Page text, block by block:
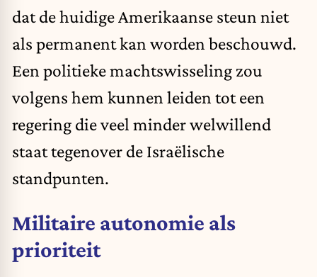
dat de huidige Amerikaanse steun niet
als permanent kan worden beschouwd.
Een politieke machtswisseling zou
volgens hem kunnen leiden tot een
regering die veel minder welwillend
staat tegenover de Israëlische
standpunten.
Militaire autonomie als
prioriteit